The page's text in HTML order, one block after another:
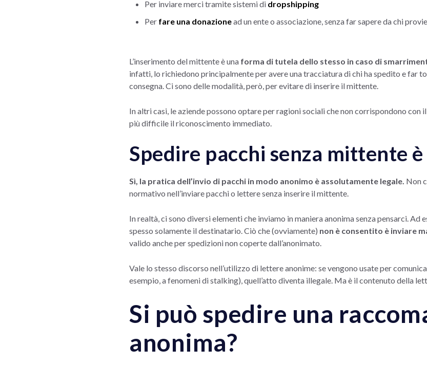
Per inviare merci tramite sistemi di dropshipping
Per fare una donazionead un ente o associazione, senza far sapere da chi
L’inserimento del mittente è una forma di tutela dello stesso in caso di
infatti, lo richiedono principalmente per avere una tracciatura di chi ha spedito e far
consegna. Ci sono delle modalità, però, per evitare di inserire il mittente.
In altri casi, le aziende possono optare per ragioni sociali che non corrispondono con
più difficile il riconoscimento immediato.
Spedire pacchi senza mittente è
Sì, la pratica dell’invio di pacchi in modo anonimo è assolutamente legale. Non
normativo nell’inviare pacchi o lettere senza inserire il mittente.
In realtà, ci sono diversi elementi che inviamo in maniera anonima senza pensarci. Ad
spesso solamente il destinatario. Ciò che (ovviamente) non è consentito è inviare
valido anche per spedizioni non coperte dall’anonimato.
Vale lo stesso discorso nell’utilizzo di lettere anonime: se vengono usate per
esempio, a fenomeni di stalking), quell’atto diventa illegale. Ma è il contenuto della
Si può spedire una
anonima?